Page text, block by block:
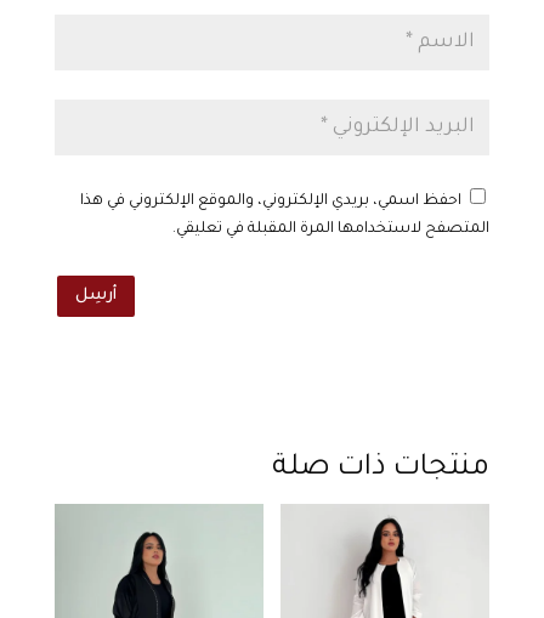
احفظ اسمي، بريدي الإلكتروني، والموقع الإلكتروني في هذا
المتصفح لاستخدامها المرة المقبلة في تعليقي.
أرسِل
منتجات ذات صلة